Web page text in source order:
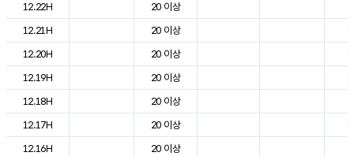
12.22H
20 이상
12.21H
20 이상
12.20H
20 이상
12.19H
20 이상
12.18H
20 이상
12.17H
20 이상
12.16H
20 이상